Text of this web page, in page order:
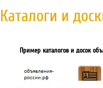
Каталоги и
Пример каталогов и досок